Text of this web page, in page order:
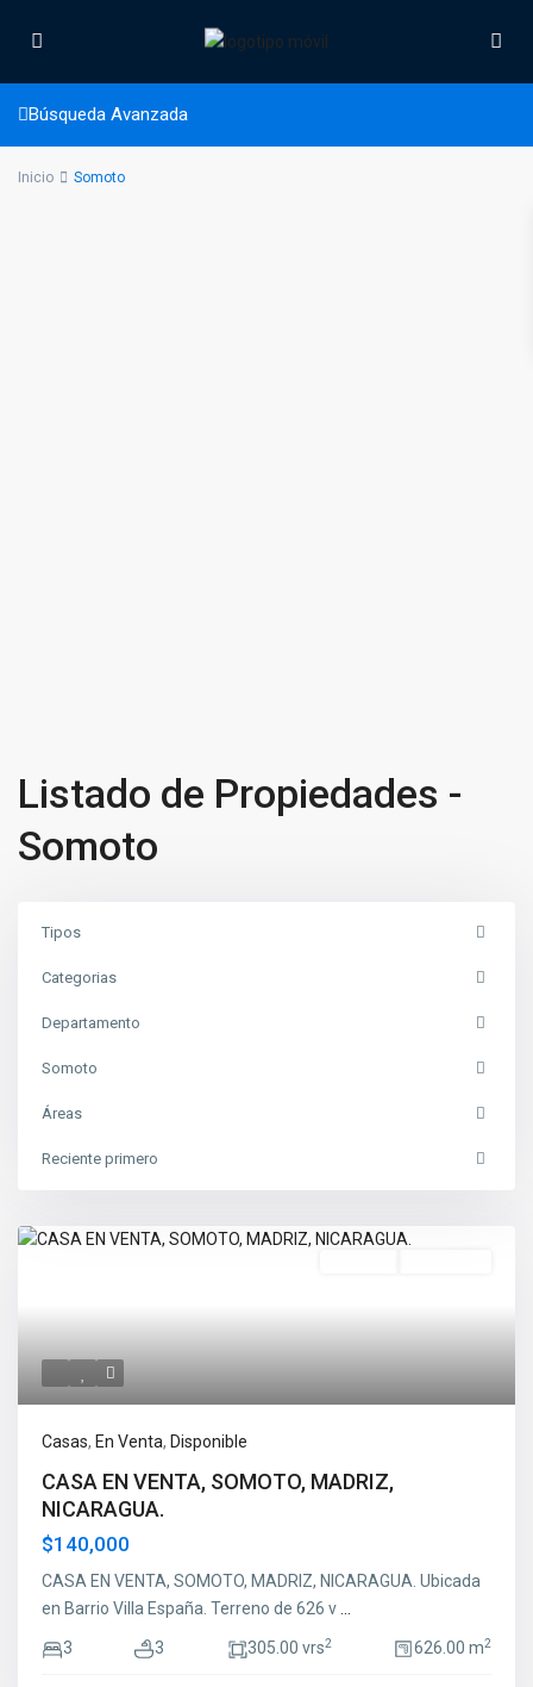
Somoto
Búsqueda Avanzada
Inicio Somoto
Listado de Propiedades -
Somoto
Tipos
Categorias
Departamento
Somoto
Áreas
Reciente primero
Casas, En Venta, Disponible
CASA EN VENTA, SOMOTO, MADRIZ,
NICARAGUA.
$140,000
CASA EN VENTA, SOMOTO, MADRIZ, NICARAGUA. Ubicada
en Barrio Villa España. Terreno de 626 v
3 3 305.00 vrs2 626.00 m2